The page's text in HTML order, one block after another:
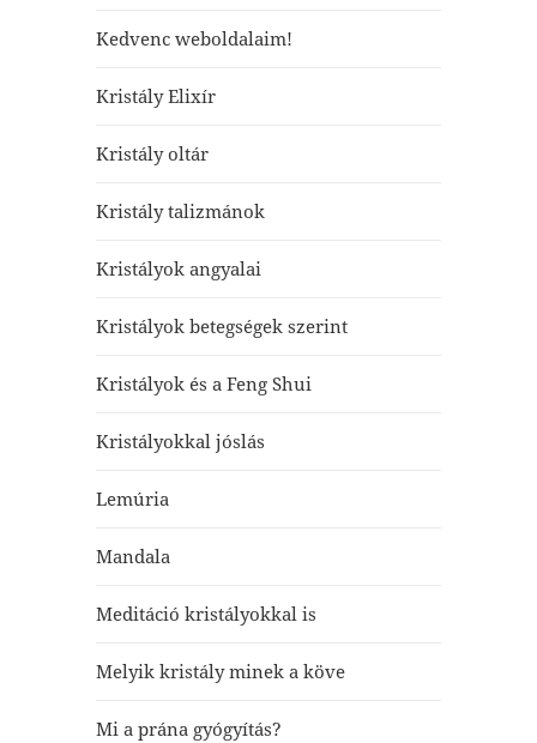
Kedvenc weboldalaim!
Kristály Elixír
Kristály oltár
Kristály talizmánok
Kristályok angyalai
Kristályok betegségek szerint
Kristályok és a Feng Shui
Kristályokkal jóslás
Lemúria
Mandala
Meditáció kristályokkal is
Melyik kristály minek a köve
Mi a prána gyógyítás?